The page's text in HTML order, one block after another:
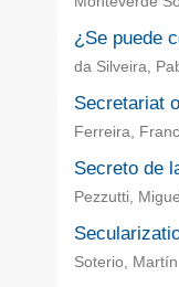
¿Se puede
da Silveira,
Secretariat
Ferreira,
Secreto de
Pezzutti, Miguel
Soterio, Martín